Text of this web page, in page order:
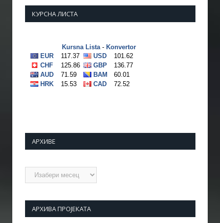
КУРСНА ЛИСТА
АРХИВЕ
Архиве
АРХИВА ПРОЈЕКАТА